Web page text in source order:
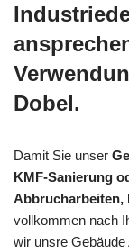
Dobel.
Damit Sie unser
KMF-Sanierung
Abbrucharbeiten,
vollkommen nach
wir unsre